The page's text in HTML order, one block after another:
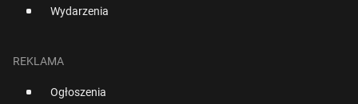
Wydarzenia
REKLAMA
Ogłoszenia